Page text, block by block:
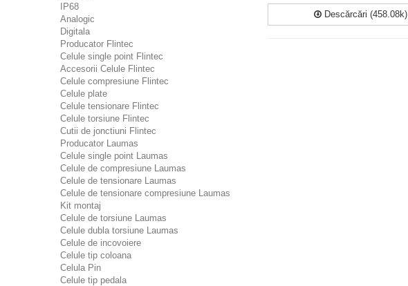
IP68
Analogic
Digitala
Producator Flintec
Celule single point Flintec
Accesorii Celule Flintec
Celule compresiune Flintec
Celule plate
Celule tensionare Flintec
Celule torsiune Flintec
Cutii de jonctiuni Flintec
Producator Laumas
Celule single point Laumas
Celule de compresiune Laumas
Celule de tensionare Laumas
Celule de tensionare compresiune Laumas
Kit montaj
Celule de torsiune Laumas
Celule dubla torsiune Laumas
Celule de incovoiere
Celule tip coloana
Celula Pin
Celule tip pedala
Descărcări (458.08k)